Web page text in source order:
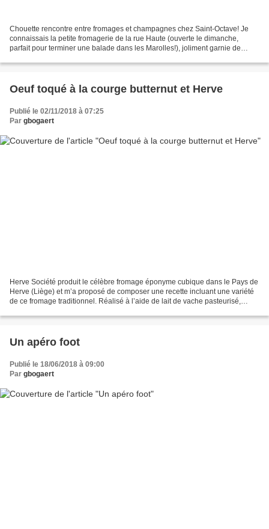
Chouette rencontre entre fromages et champagnes chez Saint-Octave! Je
connaissais la petite fromagerie de la rue Haute (ouverte le dimanche,
parfait pour terminer une balade dans les Marolles!), joliment garnie de
Oeuf toqué à la courge butternut et Herve
Publié le 02/11/2018 à 07:25
Par gbogaert
Herve Société produit le célèbre fromage éponyme cubique dans le Pays de
Herve (Liège) et m’a proposé de composer une recette incluant une variété
de ce fromage traditionnel. Réalisé à l’aide de lait de vache pasteurisé,
Un apéro foot
Publié le 18/06/2018 à 09:00
Par gbogaert